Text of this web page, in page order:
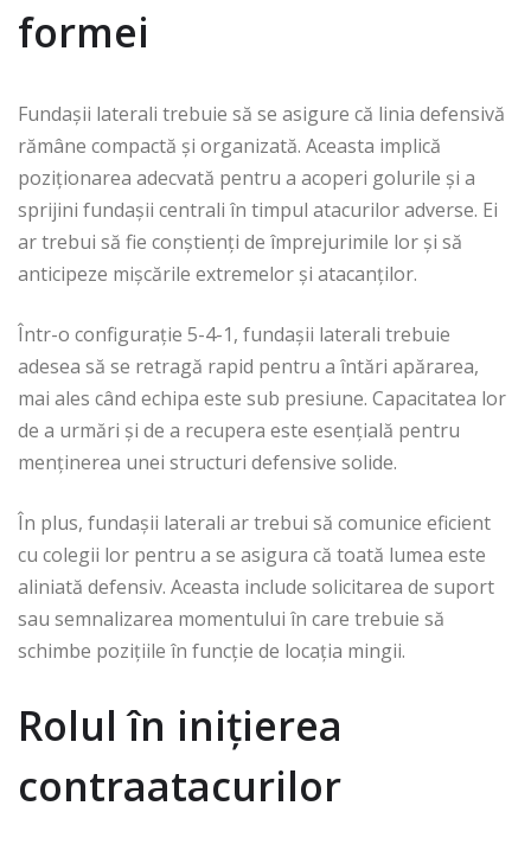
formei
Fundașii laterali trebuie să se asigure că linia defensivă
rămâne compactă și organizată. Aceasta implică
poziționarea adecvată pentru a acoperi golurile și a
sprijini fundașii centrali în timpul atacurilor adverse. Ei
ar trebui să fie conștienți de împrejurimile lor și să
anticipeze mișcările extremelor și atacanților.
Într-o configurație 5-4-1, fundașii laterali trebuie
adesea să se retragă rapid pentru a întări apărarea,
mai ales când echipa este sub presiune. Capacitatea lor
de a urmări și de a recupera este esențială pentru
menținerea unei structuri defensive solide.
În plus, fundașii laterali ar trebui să comunice eficient
cu colegii lor pentru a se asigura că toată lumea este
aliniată defensiv. Aceasta include solicitarea de suport
sau semnalizarea momentului în care trebuie să
schimbe pozițiile în funcție de locația mingii.
Rolul în inițierea
contraatacurilor